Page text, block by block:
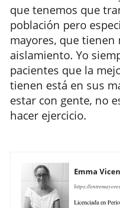
que tenemos que
población pero
mayores, que tienen
aislamiento. Yo
pacientes que la
tienen está en sus
estar con gente, no
hacer ejercicio.
Emma
https://
Licenciada en